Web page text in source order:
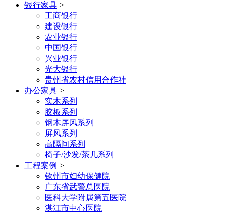
银行家具 >
工商银行
建设银行
农业银行
中国银行
兴业银行
光大银行
贵州省农村信用合作社
办公家具 >
实木系列
胶板系列
钢木屏风系列
屏风系列
高隔间系列
椅子/沙发/茶几系列
工程案例 >
钦州市妇幼保健院
广东省武警总医院
医科大学附属第五医院
湛江市中心医院